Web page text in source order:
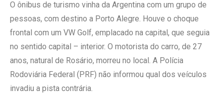
O ônibus de turismo vinha da Argentina com um grupo de
pessoas, com destino a Porto Alegre. Houve o choque
frontal com um VW Golf, emplacado na capital, que seguia
no sentido capital – interior. O motorista do carro, de 27
anos, natural de Rosário, morreu no local. A Polícia
Rodoviária Federal (PRF) não informou qual dos veículos
invadiu a pista contrária.